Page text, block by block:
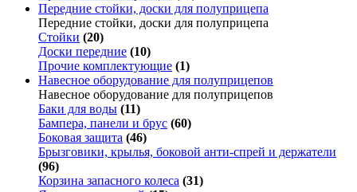
Передние стойки, доски для полуприцепа
Передние стойки, доски для полуприцепа
Стойки (20)
Доски передние (10)
Прочие комплектующие (1)
Навесное оборудование для полуприцепов
Навесное оборудование для полуприцепов
Баки для воды (11)
Бампера, панели и брус (60)
Боковая защита (46)
Брызговики, крылья, боковой анти-спрей и держатели
(96)
Корзина запасного колеса (31)